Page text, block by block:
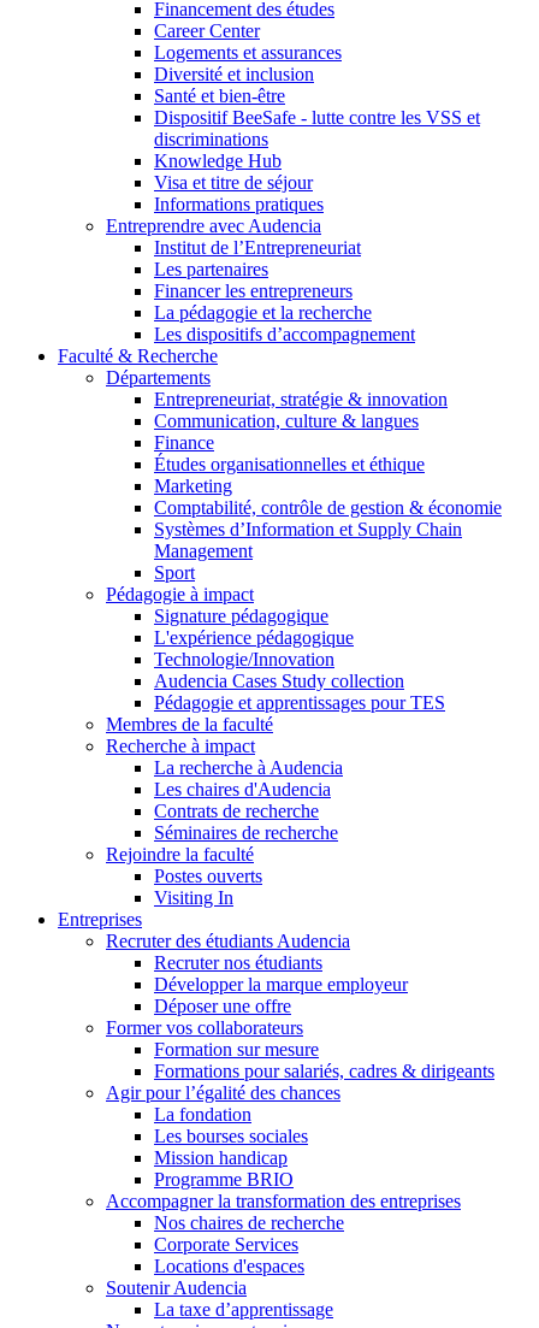
Financement des études
Career Center
Logements et assurances
Diversité et inclusion
Santé et bien-être
Dispositif BeeSafe - lutte contre les VSS et
discriminations
Knowledge Hub
Visa et titre de séjour
Informations pratiques
Entreprendre avec Audencia
Institut de l’Entrepreneuriat
Les partenaires
Financer les entrepreneurs
La pédagogie et la recherche
Les dispositifs d’accompagnement
Faculté & Recherche
Départements
Entrepreneuriat, stratégie & innovation
Communication, culture & langues
Finance
Études organisationnelles et éthique
Marketing
Comptabilité, contrôle de gestion & économie
Systèmes d’Information et Supply Chain
Management
Sport
Pédagogie à impact
Signature pédagogique
L'expérience pédagogique
Technologie/Innovation
Audencia Cases Study collection
Pédagogie et apprentissages pour TES
Membres de la faculté
Recherche à impact
La recherche à Audencia
Les chaires d'Audencia
Contrats de recherche
Séminaires de recherche
Rejoindre la faculté
Postes ouverts
Visiting In
Entreprises
Recruter des étudiants Audencia
Recruter nos étudiants
Développer la marque employeur
Déposer une offre
Former vos collaborateurs
Formation sur mesure
Formations pour salariés, cadres & dirigeants
Agir pour l’égalité des chances
La fondation
Les bourses sociales
Mission handicap
Programme BRIO
Accompagner la transformation des entreprises
Nos chaires de recherche
Corporate Services
Locations d'espaces
Soutenir Audencia
La taxe d’apprentissage